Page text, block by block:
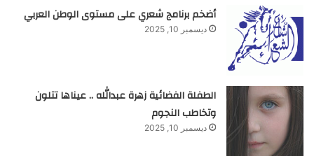
أضخم برنامج شعري على مستوى الوطن العربي
ديسمبر 10, 2025
الطفلة الفضائية زهرة عبدالله .. عيناها تتلون
وتخاطب النجوم
ديسمبر 10, 2025